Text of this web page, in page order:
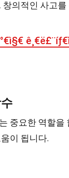
창의적인 사고를
중요한 역할을
이 됩니다.